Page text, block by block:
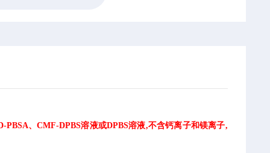
、CMF-DPBS溶液或DPBS溶液,不含钙离子和镁离子,